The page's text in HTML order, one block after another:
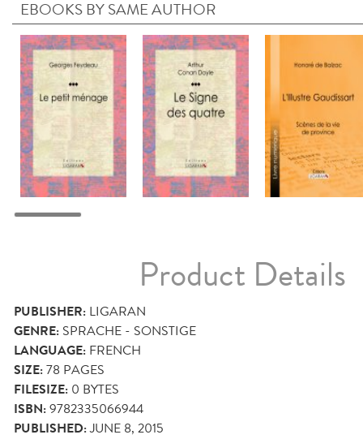
EBOOKS BY SAME AUTHOR
Product Details
PUBLISHER: LIGARAN
GENRE: SPRACHE - SONSTIGE
LANGUAGE: FRENCH
SIZE:78 PAGES
FILESIZE: 0 BYTES
ISBN:9782335066944
PUBLISHED:JUNE 8, 2015